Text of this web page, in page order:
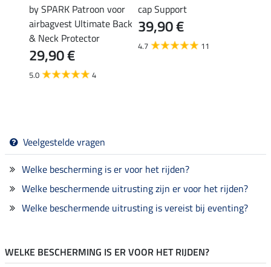
by SPARK Patroon voor
airbagvest Ultimate Back
& Neck Protector
29,90 €
5.0 4
cap Support
39,90 €
4.7 11
Veelgestelde vragen
Welke bescherming is er voor het rijden?
Welke beschermende uitrusting zijn er voor het rijden?
Welke beschermende uitrusting is vereist bij eventing?
WELKE BESCHERMING IS ER VOOR HET RIJDEN?